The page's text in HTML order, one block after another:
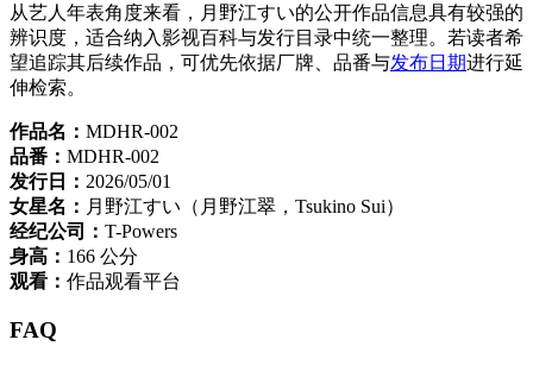
从艺人年表角度来看，月野江すい的公开作品信息具有较强的
辨识度，适合纳入影视百科与发行目录中统一整理。若读者希
望追踪其后续作品，可优先依据厂牌、品番与发布日期进行延
伸检索。
作品名： MDHR-002
品番： MDHR-002
发行日： 2026/05/01
女星名： 月野江すい（月野江翠，Tsukino Sui）
经纪公司： T-Powers
身高： 166 公分
观看： 作品观看平台
FAQ